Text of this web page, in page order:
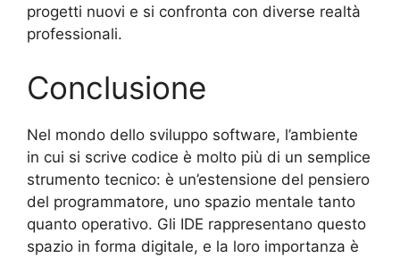
progetti nuovi e si confronta con diverse realtà
professionali.
Conclusione
Nel mondo dello sviluppo software, l’ambiente
in cui si scrive codice è molto più di un semplice
strumento tecnico: è un’estensione del pensiero
del programmatore, uno spazio mentale tanto
quanto operativo. Gli IDE rappresentano questo
spazio in forma digitale, e la loro importanza è